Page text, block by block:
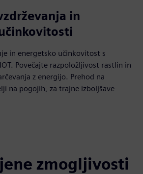
in
in energetsko učinkovitost s
Povečajte razpoložljivost rastlin in
z energijo. Prehod na
na pogojih, za trajne izboljšave
zmogljivosti